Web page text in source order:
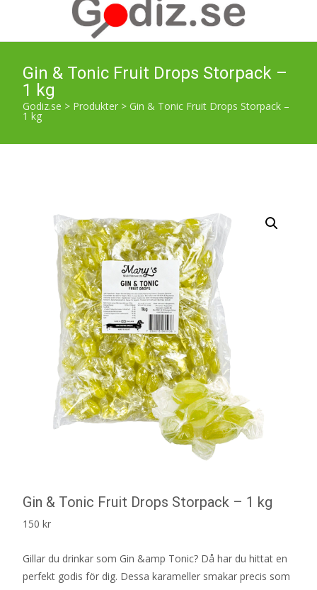
Gin & Tonic Fruit Drops Storpack –
1 kg
Godiz.se > Produkter > Gin & Tonic Fruit Drops Storpack –
1 kg
Gin & Tonic Fruit Drops Storpack – 1 kg
150 kr
Gillar du drinkar som Gin &amp Tonic? Då har du hittat en
perfekt godis för dig. Dessa karameller smakar precis som